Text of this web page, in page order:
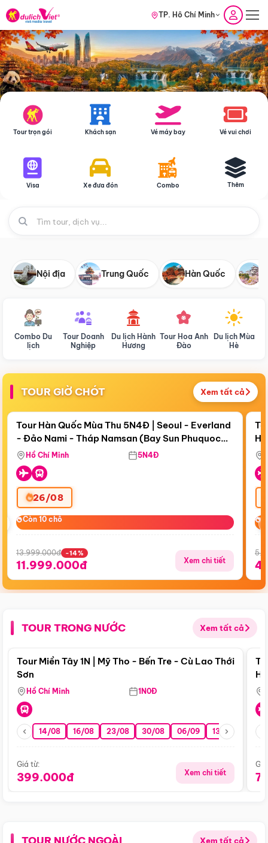
TP. Hồ Chí Minh
Tour trọn gói Khách sạn Vé máy bay Vé vui chơi
Visa Xe đưa đón Combo Thêm
Nội địa Trung Quốc Hàn Quốc
Combo Du
lịch
Tour Doanh
Nghiệp
Du lịch Hành
Hương
Tour Hoa Anh
Đào
Du lịch Mùa
Hè
TOUR GIỜ CHÓT Xem tất cả
Còn18 ngày 02:41:38
Bay Sun Phuquoc Airways
Điểm nổi bật
Tour Hàn Quốc Mùa Thu 5N4Đ | Seoul - Everland
- Đảo Nami - Tháp Namsan (Bay Sun Phuquoc
Airways)
Hồ Chí Minh 5N4Đ
26/08
Còn 10 chỗ
Còn 10 chỗ
13.999.000đ -14%
11.999.000đ Xem chi tiết
TOUR TRONG NƯỚC Xem tất cả
Điểm nổi bật
Tour Miền Tây 1N | Mỹ Tho - Bến Tre - Cù Lao Thới
Sơn
Hồ Chí Minh 1N0Đ
14/08 16/08 23/08 30/08 06/09 13/09 20/09
Giá từ:
399.000đ Xem chi tiết
Xem tất cả